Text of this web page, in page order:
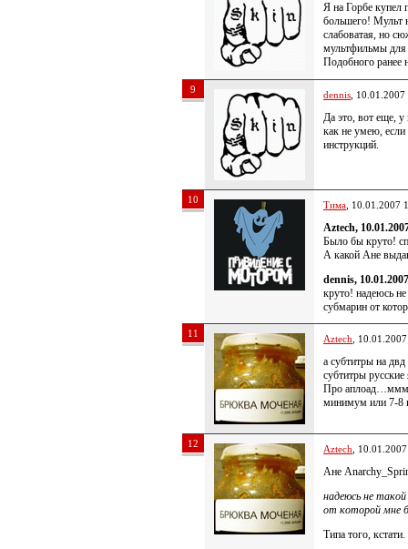
Я на Горбе купел
большего! Мульт
слабоватая, но
мультфильмы для
Подобного ранее
9 dennis ,
Да это, вот еще,
как не умею,
инструкций.
10 Тима , 10.01.2007
Aztech,
Было бы круто!
А какой Ане
dennis,
круто! надеюсь
субмарин от
11 Aztech ,
а субтитры на двд
субтитры
Про
минимум или 7-8
12 Aztech ,
Ане
надеюсь не такой
от которой мне
Типа того,